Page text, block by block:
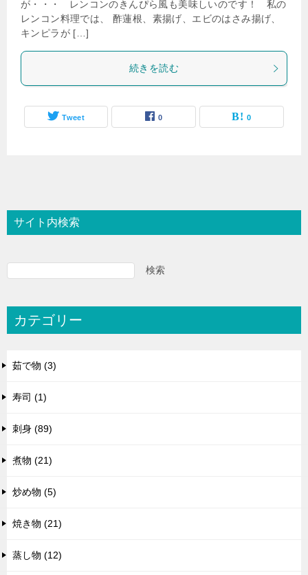
が・・・ レンコンのきんぴら風も美味しいのです！ 私の
レンコン料理では、 酢蓮根、素揚げ、エビのはさみ揚げ、
キンピラが […]
続きを読む
Tweet 0 0
サイト内検索
検索
カテゴリー
茹で物 (3)
寿司 (1)
刺身 (89)
煮物 (21)
炒め物 (5)
焼き物 (21)
蒸し物 (12)